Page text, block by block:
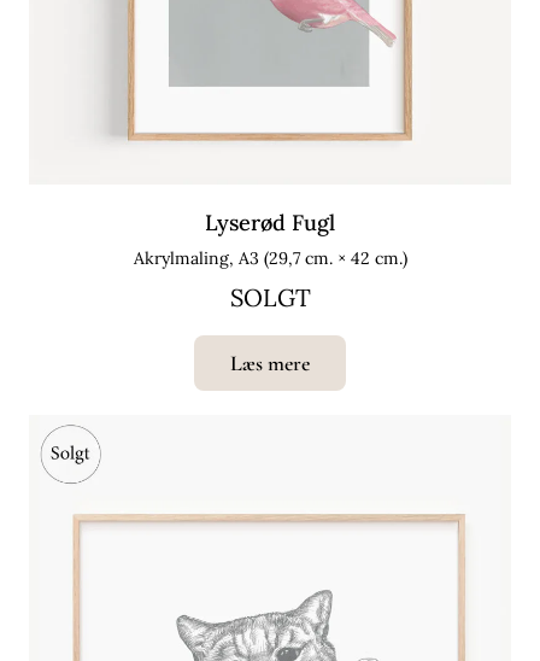
Lyserød Fugl
Akrylmaling, A3 (29,7 cm. × 42 cm.)
SOLGT
Læs mere